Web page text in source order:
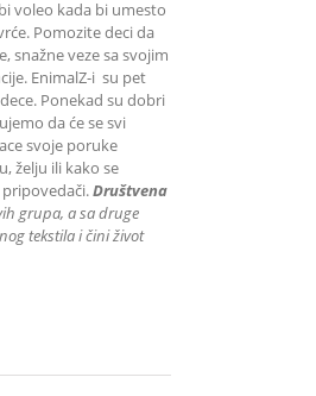
voleo kada bi umesto
Pomozite deci da
snažne veze sa svojim
EnimalZ-i su pet
Ponekad su dobri
da će se svi
svoje poruke
želju ili kako se
Društvena
grupa, a sa druge
tekstila i čini život